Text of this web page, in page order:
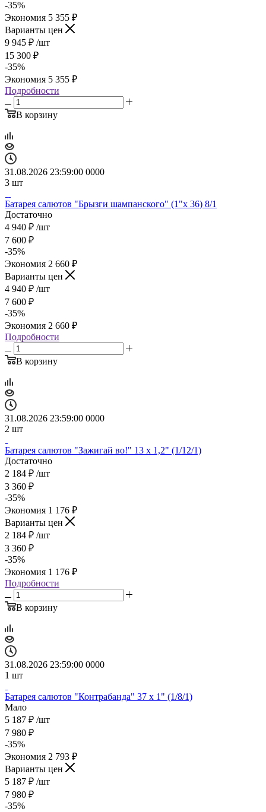
-35%
Экономия 5 355 ₽
Варианты цен
9 945 ₽ /шт
15 300 ₽
-35%
Экономия 5 355 ₽
Подробности
В корзину
31.08.2026 23:59:00 0000
3 шт
Батарея салютов "Брызги шампанского" (1"х 36) 8/1
Достаточно
4 940 ₽ /шт
7 600 ₽
-35%
Экономия 2 660 ₽
Варианты цен
4 940 ₽ /шт
7 600 ₽
-35%
Экономия 2 660 ₽
Подробности
В корзину
31.08.2026 23:59:00 0000
2 шт
Батарея салютов "Зажигай во!" 13 х 1,2" (1/12/1)
Достаточно
2 184 ₽ /шт
3 360 ₽
-35%
Экономия 1 176 ₽
Варианты цен
2 184 ₽ /шт
3 360 ₽
-35%
Экономия 1 176 ₽
Подробности
В корзину
31.08.2026 23:59:00 0000
1 шт
Батарея салютов "Контрабанда" 37 х 1" (1/8/1)
Мало
5 187 ₽ /шт
7 980 ₽
-35%
Экономия 2 793 ₽
Варианты цен
5 187 ₽ /шт
7 980 ₽
-35%